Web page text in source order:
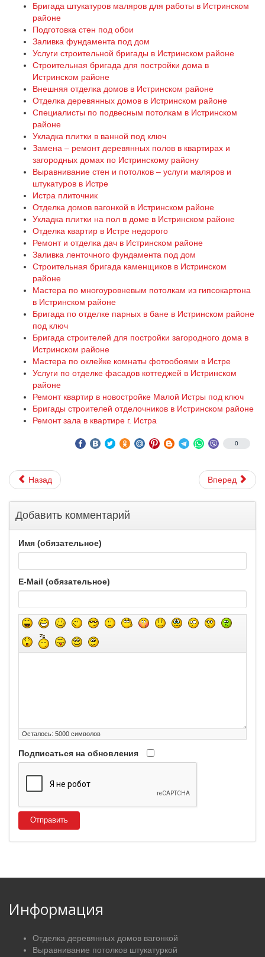
Бригада штукатуров маляров для работы в Истринском
районе
Подготовка стен под обои
Заливка фундамента под дом
Услуги строительной бригады в Истринском районе
Строительная бригада для постройки дома в
Истринском районе
Внешняя отделка домов в Истринском районе
Отделка деревянных домов в Истринском районе
Специалисты по подвесным потолкам в Истринском
районе
Укладка плитки в ванной под ключ
Замена – ремонт деревянных полов в квартирах и
загородных домах по Истринскому району
Выравнивание стен и потолков – услуги маляров и
штукатуров в Истре
Истра плиточник
Отделка домов вагонкой в Истринском районе
Укладка плитки на пол в доме в Истринском районе
Отделка квартир в Истре недорого
Ремонт и отделка дач в Истринском районе
Заливка ленточного фундамента под дом
Строительная бригада каменщиков в Истринском
районе
Мастера по многоуровневым потолкам из гипсокартона
в Истринском районе
Бригада по отделке парных в бане в Истринском районе
под ключ
Бригада строителей для постройки загородного дома в
Истринском районе
Мастера по оклейке комнаты фотообоями в Истре
Услуги по отделке фасадов коттеджей в Истринском
районе
Ремонт квартир в новостройке Малой Истры под ключ
Бригады строителей отделочников в Истринском районе
Ремонт зала в квартире г. Истра
0
Назад Вперед
Добавить комментарий
Имя (обязательное)
E-Mail (обязательное)
Осталось: 5000 символов
Подписаться на обновления
Отправить
Информация
Отделка деревянных домов вагонкой
Выравнивание потолков штукатуркой